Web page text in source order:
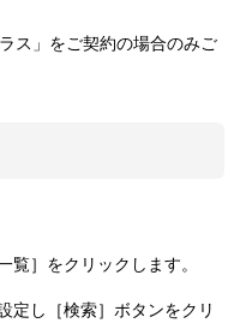
ス」をご契約の場合のみご
覧］をクリックします。
定し［検索］ボタンをクリ